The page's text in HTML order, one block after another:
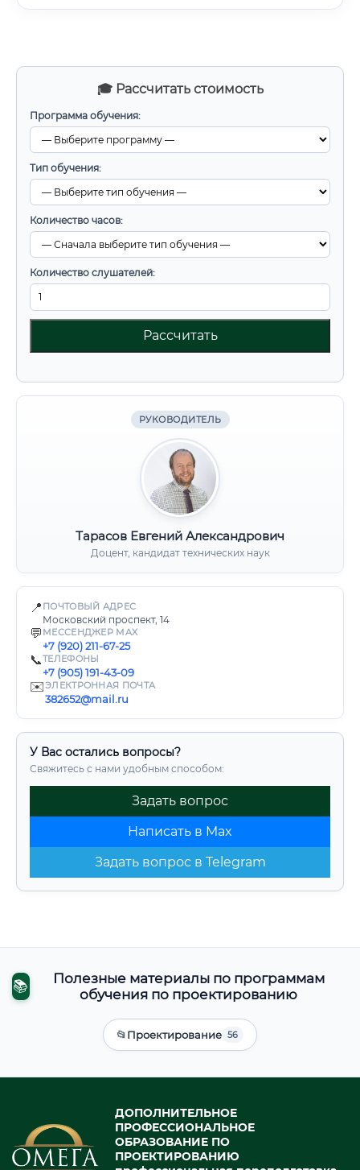
🎓 Рассчитать стоимость
Программа обучения:
Тип обучения:
Количество часов:
Количество слушателей:
Рассчитать
РУКОВОДИТЕЛЬ
Тарасов Евгений Александрович
Доцент, кандидат технических наук
📍 ПОЧТОВЫЙ АДРЕС
Московский проспект, 14
💬 МЕССЕНДЖЕР MAX
+7 (920) 211-67-25
📞ТЕЛЕФОНЫ
+7 (905) 191-43-09
✉️ЭЛЕКТРОННАЯ ПОЧТА
382652@mail.ru
У Вас остались вопросы?
Свяжитесь с нами удобным способом:
Задать вопрос
Написать в Max
Задать вопрос в Telegram
📚
Полезные материалы по программам
обучения по проектированию
📂Проектирование 56
ДОПОЛНИТЕЛЬНОЕ
ПРОФЕССИОНАЛЬНОЕ
ОБРАЗОВАНИЕ ПО
ПРОЕКТИРОВАНИЮ